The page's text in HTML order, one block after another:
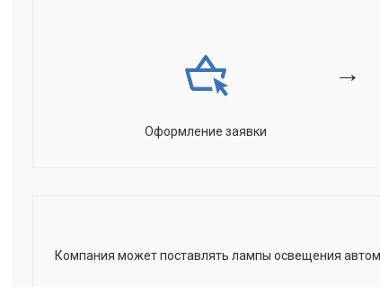
Оформление заявки
→
Компания может поставлять лампы освещения